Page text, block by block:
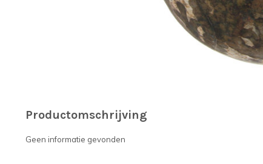
Productomschrijving
Geen informatie gevonden